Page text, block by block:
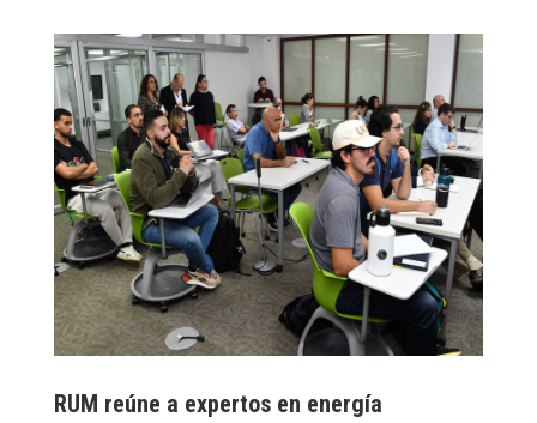
RUM reúne a expertos en energía